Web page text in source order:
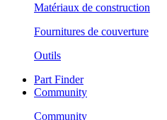
Matériaux de construction
Fournitures de couverture
Outils
Part Finder
Community
Community